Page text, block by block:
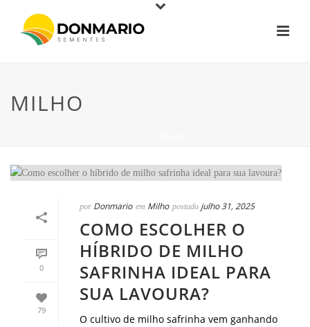
MILHO
0
79
por Donmario em Milho postado julho 31, 2025
COMO ESCOLHER O
HÍBRIDO DE MILHO
SAFRINHA IDEAL PARA
SUA LAVOURA?
O cultivo de milho safrinha vem ganhando